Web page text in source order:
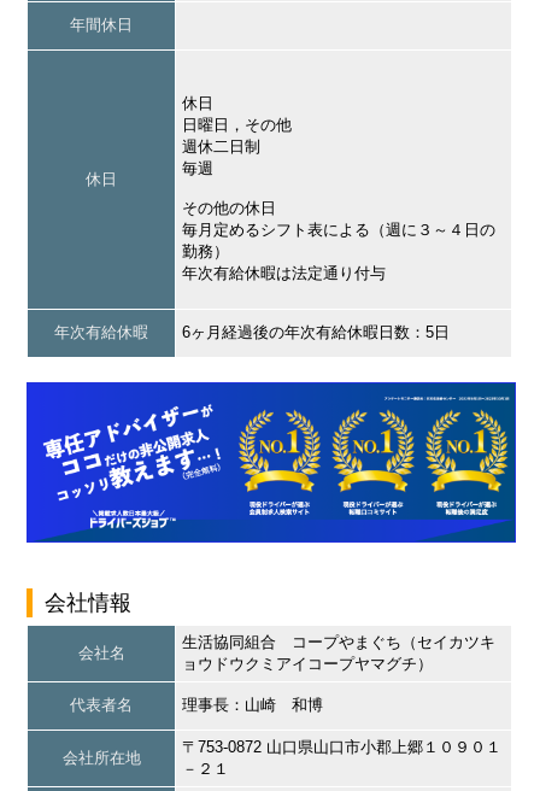
年間休日
休日
休日
日曜日，その他
週休二日制
毎週
その他の休日
毎月定めるシフト表による（週に３～４日の
勤務）
年次有給休暇は法定通り付与
年次有給休暇 6ヶ月経過後の年次有給休暇日数：5日
会社情報
会社名
生活協同組合 コープやまぐち（セイカツキ
ョウドウクミアイコープヤマグチ）
代表者名 理事長：山崎 和博
会社所在地
〒753-0872 山口県山口市小郡上郷１０９０１
－２１